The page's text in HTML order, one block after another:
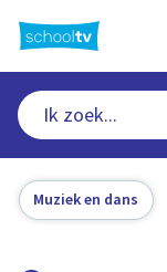
naar
hoofdinhoud
Muziek en dans